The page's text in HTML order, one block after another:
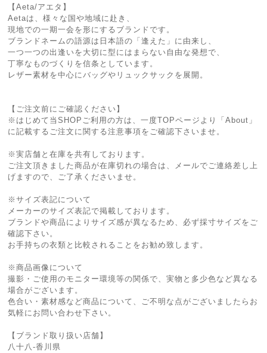
【Aeta/アエタ】
Aetaは、様々な国や地域に赴き、
現地での一期一会を形にするブランドです。
ブランドネームの語源は日本語の「逢えた」に由来し、
一つ一つの出逢いを大切に型にはまらない自由な発想で、
丁寧なものづくりを信条としています。
レザー素材を中心にバッグやリュックサックを展開。
【ご注文前にご確認ください】
※はじめて当SHOPご利用の方は、一度TOPページより「About」
に記載するご注文に関する注意事項をご確認下さいませ。
※実店舗と在庫を共有しております。
ご注文頂きました商品が在庫切れの場合は、メールでご連絡差し上
げますので、ご了承くださいませ。
※サイズ表記について
メーカーのサイズ表記で掲載しております。
ブランドや商品によりサイズ感が異なるため、必ず採寸サイズをご
確認下さい。
お手持ちの衣類と比較されることをお勧め致します。
※商品画像について
撮影・ご使用のモニター環境等の関係で、実物と多少色など異なる
場合がございます。
色合い・素材感など商品について、ご不明な点がございましたらお
気軽にお問い合わせ下さい。
【ブランド取り扱い店舗】
八十八-香川県